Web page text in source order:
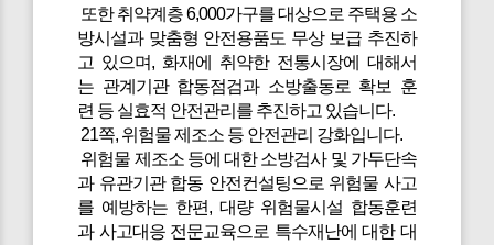
또한 취약계층 6,000가구를 대상으로 주택용 소
방시설과 맞춤형 안전용품도 무상 보급 추진하
고 있으며, 화재에 취약한 전통시장에 대해서
는 관계기관 합동점검과 소방출동로 확보 훈
련 등 실효적 안전관리를 추진하고 있습니다.
21쪽, 위험물 제조소 등 안전관리 강화입니다.
위험물 제조소 등에 대한 소방검사 및 가두단속
과 유관기관 합동 안전컨설팅으로 위험물 사고
를 예방하는 한편, 대량 위험물시설 합동훈련
과 사고대응 전문교육으로 특수재난에 대한 대